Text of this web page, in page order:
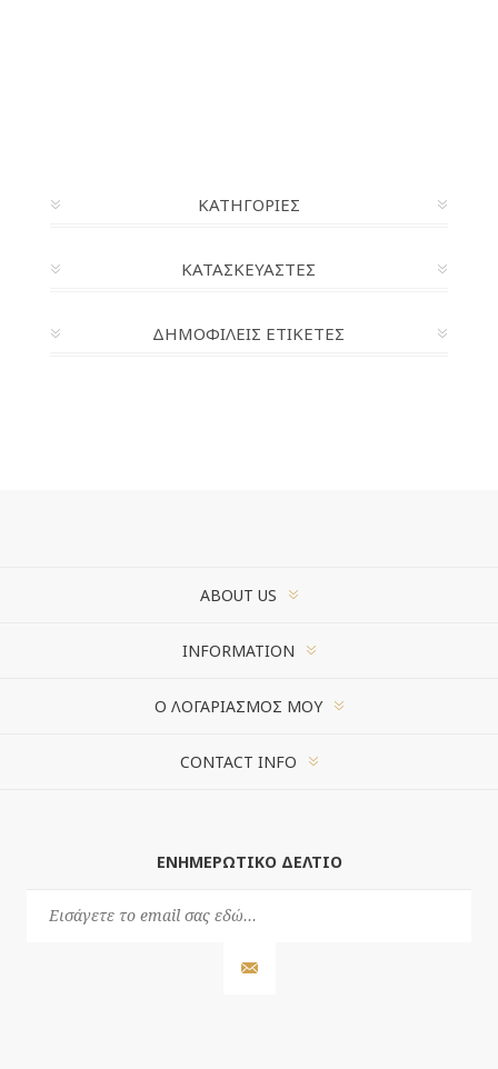
ΚΑΤΗΓΟΡΊΕΣ
ΚΑΤΑΣΚΕΥΑΣΤΈΣ
ΔΗΜΟΦΙΛΕΙΣ ΕΤΙΚΕΤΕΣ
ABOUT US
INFORMATION
Ο ΛΟΓΑΡΙΑΣΜΌΣ ΜΟΥ
CONTACT INFO
ΕΝΗΜΕΡΩΤΙΚΌ ΔΕΛΤΊΟ